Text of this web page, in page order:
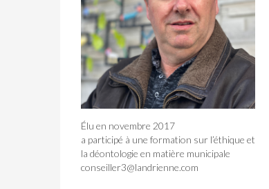
Élu en novembre 2017
a participé à une formation sur l’éthique et
la déontologie en matière municipale
conseiller3@landrienne.com